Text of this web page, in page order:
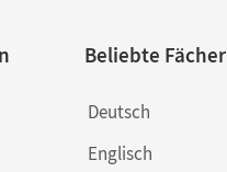
Beliebte Fächer
Deutsch
Englisch